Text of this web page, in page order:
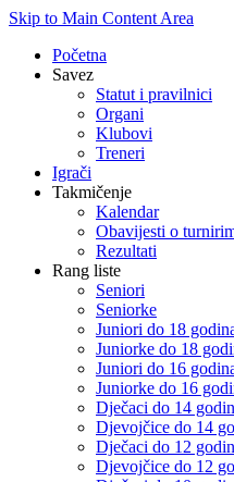
Skip to Main Content Area
Početna
Savez
Statut i pravilnici
Organi
Klubovi
Treneri
Igrači
Takmičenje
Kalendar
Obavijesti o
Rezultati
Rang liste
Seniori
Seniorke
Juniori do 18
Juniorke do 18
Juniori do 16
Juniorke do 16
Dječaci do 14
Djevojčice do 14
Dječaci do 12
Djevojčice do 12